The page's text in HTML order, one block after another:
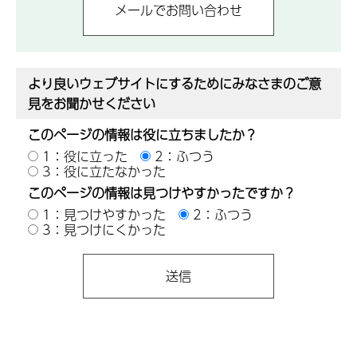
より良いウェブサイトにするためにみなさまのご意
見をお聞かせください
このページの情報は役に立ちましたか？
1：役に立った
2：ふつう
3：役に立たなかった
このページの情報は見つけやすかったですか？
1：見つけやすかった
2：ふつう
3：見つけにくかった